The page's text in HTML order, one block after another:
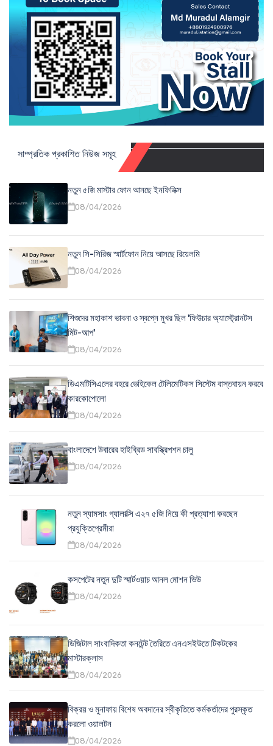
সাম্প্রতিক প্রকাশিত নিউজ সমূহ
নতুন ৫জি মাস্টার ফোন আনছে ইনফিনিক্স
08/04/2026
নতুন সি-সিরিজ স্মার্টফোন নিয়ে আসছে রিয়েলমি
08/04/2026
শিশুদের মহাকাশ ভাবনা ও স্বপ্নে মুখর ছিল 'ফিউচার অ্যাস্ট্রোনটস
মিট-আপ'
08/04/2026
ডিএমটিসিএলের বহরে ভেহিকেল টেলিমেটিকস সিস্টেম বাস্তবায়ন করবে
কারকোপোলো
08/04/2026
বাংলাদেশে উবারের হাইব্রিড সাবস্ক্রিপশন চালু
08/04/2026
নতুন স্যামসাং গ্যালাক্সি এ২৭ ৫জি নিয়ে কী প্রত্যাশা করছেন
প্রযুক্তিপ্রেমীরা
08/04/2026
কসপেটের নতুন দুটি স্মার্টওয়াচ আনল মোশন ভিউ
08/04/2026
ডিজিটাল সাংবাদিকতা কনটেন্ট তৈরিতে এনএসইউতে টিকটকের
মাস্টারক্লাস
08/04/2026
বিক্রয় ও মুনাফায় বিশেষ অবদানের স্বীকৃতিতে কর্মকর্তাদের পুরস্কৃত
করলো ওয়ালটন
08/04/2026